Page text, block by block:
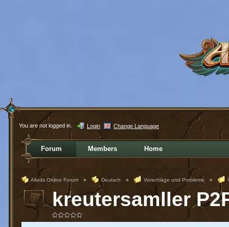
You are not logged in. Login Change Language
Forum Members Home
Allods Online Forum » Deutsch » Vorschläge und Probleme »
kreutersamller